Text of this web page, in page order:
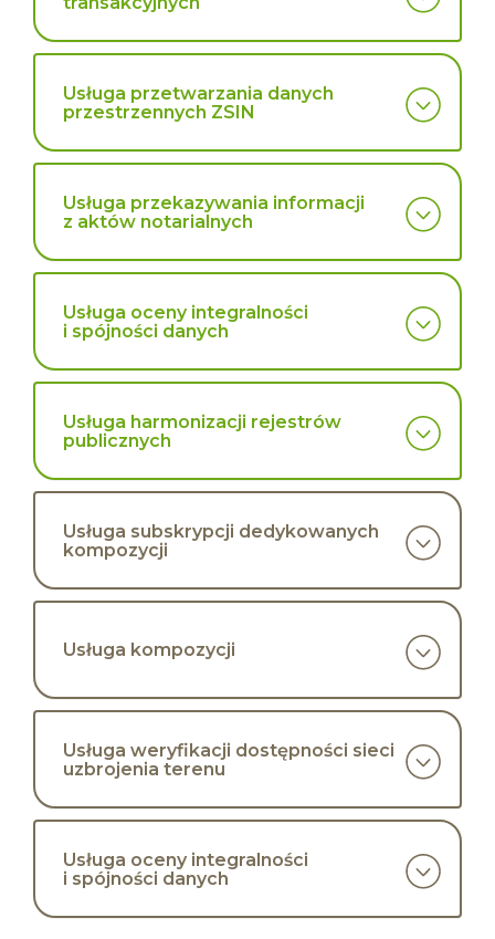
Usługa przetwarzania danych
przestrzennych ZSIN
Usługa przekazywania informacji
z aktów notarialnych
Usługa oceny integralności
i spójności danych
Usługa harmonizacji rejestrów
publicznych
Usługa subskrypcji dedykowanych
kompozycji
Usługa kompozycji
Usługa weryfikacji dostępności sieci
uzbrojenia terenu
Usługa oceny integralności
i spójności danych